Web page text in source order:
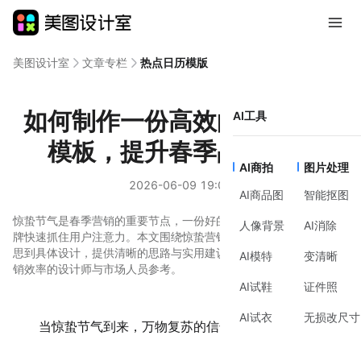
AI工具
AI商拍
AI商品图
人像背景
AI模特
AI试鞋
AI试衣
图片处理
智能抠图
AI消除
变清晰
证件照
无损改尺寸
美图设计室 文章专栏 热点日历模版
如何制作一份高效的惊蛰营销
模板，提升春季品牌活力
2026-06-09 19:01
惊蛰节气是春季营销的重要节点，一份好的惊蛰营销模板能帮助品
牌快速抓住用户注意力。本文围绕惊蛰营销模板的制作，从前期构
思到具体设计，提供清晰的思路与实用建议，适合希望提升节气营
销效率的设计师与市场人员参考。
当惊蛰节气到来，万物复苏的信号也意味着品牌需要向